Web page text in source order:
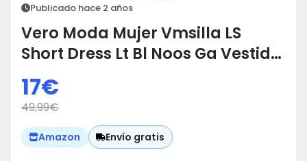
Publicado hace 2 años
Vero Moda Mujer Vmsilla LS
Short Dress Lt Bl Noos Ga Vestido,
Azul (Light Blue Denim Light Blue
Denim), 38 (Talla del Fabricante:
Small)
17€
49,99€
Amazon Envío gratis